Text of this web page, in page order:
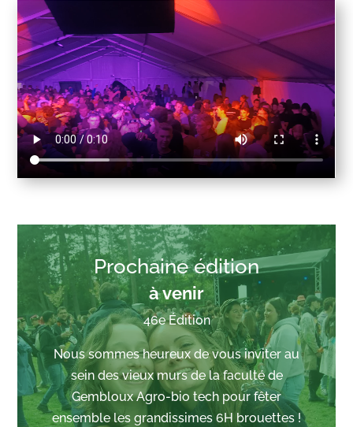
Prochaine édition
à venir
46e Édition
Nous sommes heureux de vous inviter au
sein des vieux murs de la faculté de
Gembloux Agro-bio tech pour fêter
ensemble les grandissimes 6H brouettes !